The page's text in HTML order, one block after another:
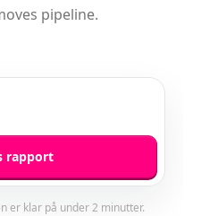
pipeline.
rapport
er klar på under 2 minutter.